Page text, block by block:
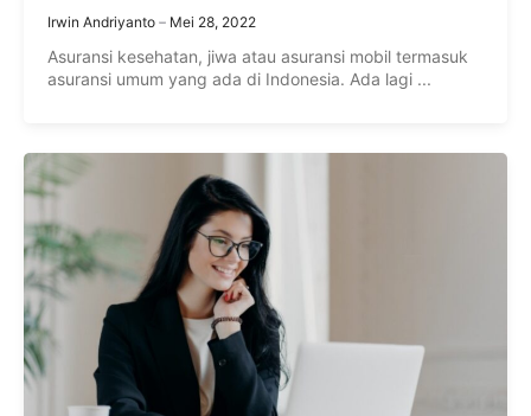
Irwin Andriyanto Mei 28, 2022
Asuransi kesehatan, jiwa atau asuransi mobil termasuk
asuransi umum yang ada di Indonesia. Ada lagi ...